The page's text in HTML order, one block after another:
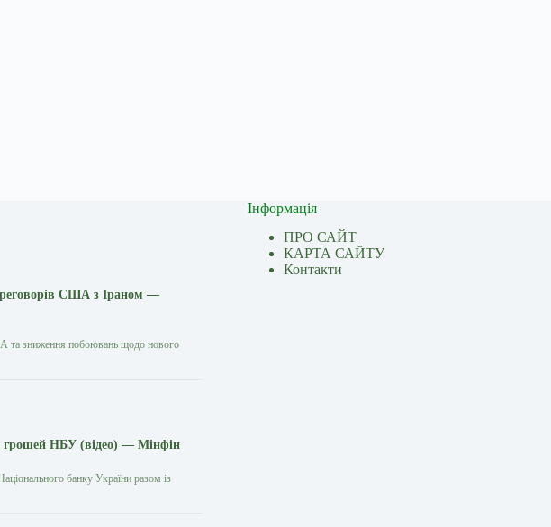
США з Іраном —
та зниження побоювань щодо нового
грошей НБУ (відео) — Мінфін
банку України разом із
Інформація
ПРО САЙТ
КАРТА САЙТУ
Контакти